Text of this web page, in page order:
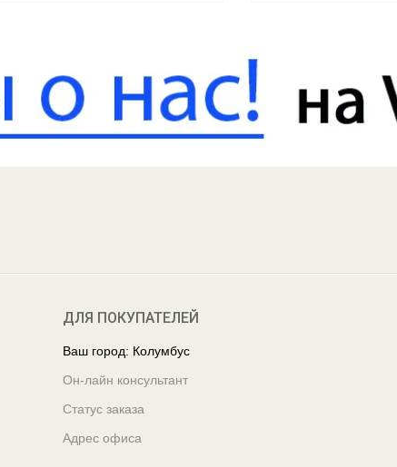
ДЛЯ ПОКУПАТЕЛЕЙ
Ваш город: Колумбус
Он-лайн консультант
Статус заказа
Адрес офиса